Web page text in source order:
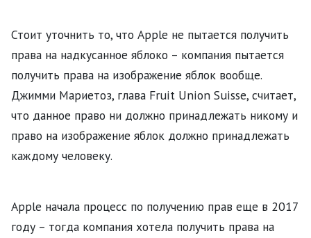
Стоит уточнить то, что Apple не пытается получить
права на надкусанное яблоко – компания пытается
получить права на изображение яблок вообще.
Джимми Мариетоз, глава Fruit Union Suisse, считает,
что данное право ни должно принадлежать никому и
право на изображение яблок должно принадлежать
каждому человеку.
Apple начала процесс по получению прав еще в 2017
году – тогда компания хотела получить права на